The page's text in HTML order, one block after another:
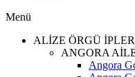
Menü
ALİZE ÖRGÜ
ANGORA
Angora